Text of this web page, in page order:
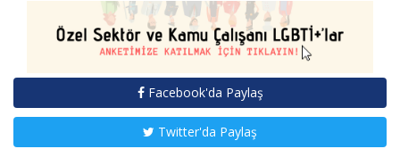
Facebook'da Paylaş
Twitter'da Paylaş